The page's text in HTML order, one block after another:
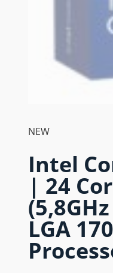
NEW
Intel
| 24
LGA